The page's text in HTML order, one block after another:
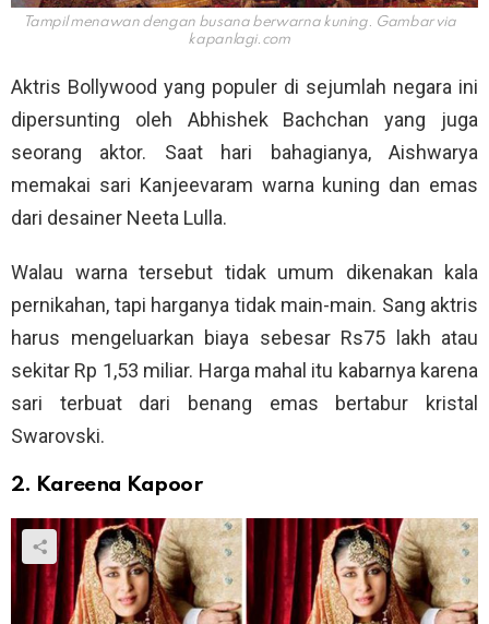
Tampil menawan dengan busana berwarna kuning. Gambar via
kapanlagi.com
Aktris Bollywood yang populer di sejumlah negara ini
dipersunting oleh Abhishek Bachchan yang juga
seorang aktor. Saat hari bahagianya, Aishwarya
memakai sari Kanjeevaram warna kuning dan emas
dari desainer Neeta Lulla.
Walau warna tersebut tidak umum dikenakan kala
pernikahan, tapi harganya tidak main-main. Sang aktris
harus mengeluarkan biaya sebesar Rs75 lakh atau
sekitar Rp 1,53 miliar. Harga mahal itu kabarnya karena
sari terbuat dari benang emas bertabur kristal
Swarovski.
2. Kareena Kapoor